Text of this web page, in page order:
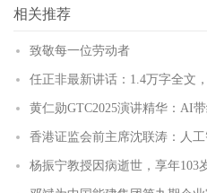
相关推荐
致敬每一位劳动者
任正非最新讲话：1.4万字全文
黄仁勋GTC2025演讲精华：AI
香港证监会前主席沈联涛：人
杨振宁教授因病逝世，享年103